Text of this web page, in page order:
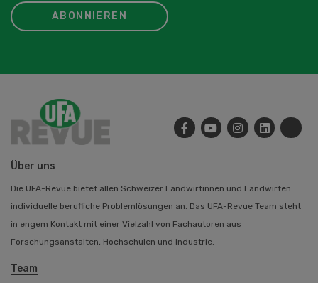
ABONNIEREN
Über uns
Die UFA-Revue bietet allen Schweizer Landwirtinnen und Landwirten
individuelle berufliche Problemlösungen an. Das UFA-Revue Team steht
in engem Kontakt mit einer Vielzahl von Fachautoren aus
Forschungsanstalten, Hochschulen und Industrie.
Team